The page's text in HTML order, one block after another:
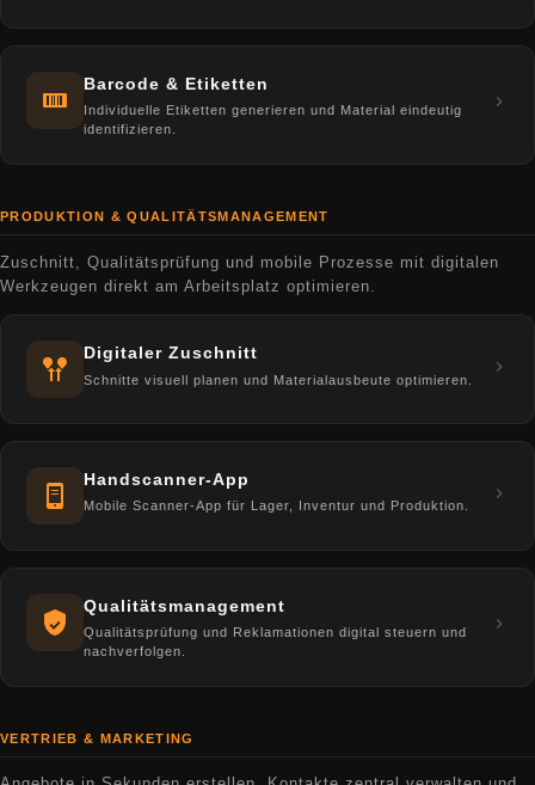
Barcode & Etiketten
Individuelle Etiketten generieren und Material eindeutig
identifizieren.
PRODUKTION & QUALITÄTSMANAGEMENT
Zuschnitt, Qualitätsprüfung und mobile Prozesse mit digitalen
Werkzeugen direkt am Arbeitsplatz optimieren.
Digitaler Zuschnitt
Schnitte visuell planen und Materialausbeute optimieren.
Handscanner-App
Mobile Scanner-App für Lager, Inventur und Produktion.
Qualitätsmanagement
Qualitätsprüfung und Reklamationen digital steuern und
nachverfolgen.
VERTRIEB & MARKETING